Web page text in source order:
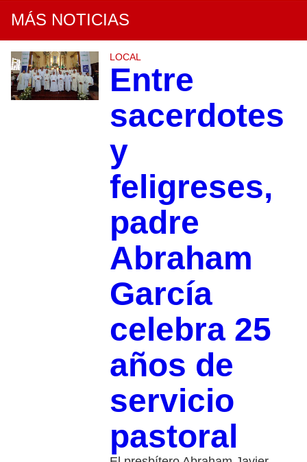
MÁS NOTICIAS
LOCAL
Entre
sacerdotes
y
feligreses,
padre
Abraham
García
celebra 25
años de
servicio
pastoral